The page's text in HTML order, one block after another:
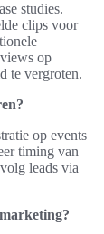
studies.
clips voor
op
te vergroten.
op events
timing van
leads via